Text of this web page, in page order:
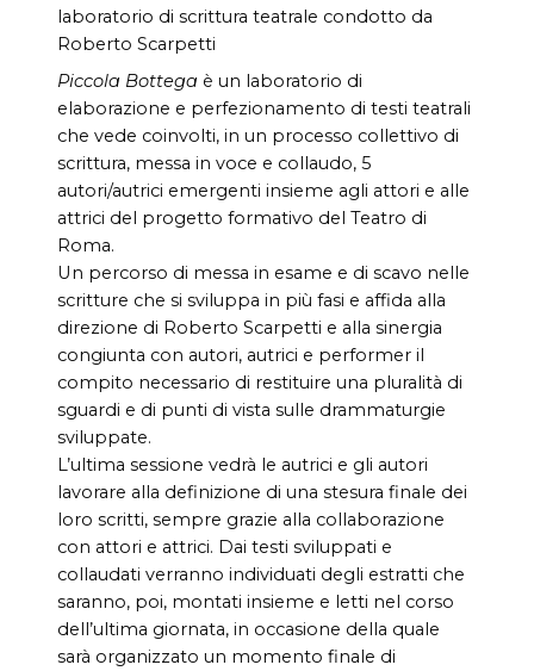
laboratorio di scrittura teatrale condotto da
Roberto Scarpetti
Piccola Bottega è un laboratorio di
elaborazione e perfezionamento di testi teatrali
che vede coinvolti, in un processo collettivo di
scrittura, messa in voce e collaudo, 5
autori/autrici emergenti insieme agli attori e alle
attrici del progetto formativo del Teatro di
Roma.
Un percorso di messa in esame e di scavo nelle
scritture che si sviluppa in più fasi e affida alla
direzione di Roberto Scarpetti e alla sinergia
congiunta con autori, autrici e performer il
compito necessario di restituire una pluralità di
sguardi e di punti di vista sulle drammaturgie
sviluppate.
L’ultima sessione vedrà le autrici e gli autori
lavorare alla definizione di una stesura finale dei
loro scritti, sempre grazie alla collaborazione
con attori e attrici. Dai testi sviluppati e
collaudati verranno individuati degli estratti che
saranno, poi, montati insieme e letti nel corso
dell’ultima giornata, in occasione della quale
sarà organizzato un momento finale di